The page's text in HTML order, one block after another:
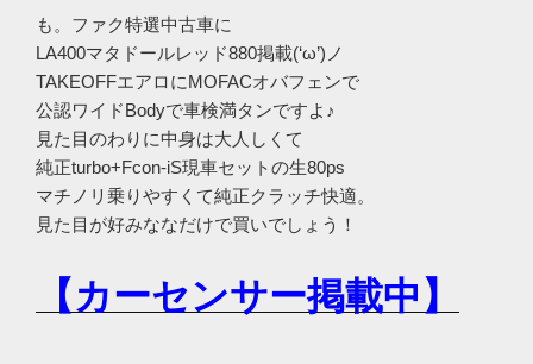
も。ファク特選中古車に
LA400マタドールレッド880掲載(‘ω’)ノ
TAKEOFFエアロにMOFACオバフェンで
公認ワイドBodyで車検満タンですよ♪
見た目のわりに中身は大人しくて
純正turbo+Fcon-iS現車セットの生80ps
マチノリ乗りやすくて純正クラッチ快適。
見た目が好みななだけで買いでしょう！
【カーセンサー掲載中】